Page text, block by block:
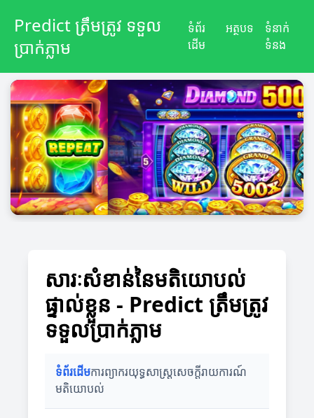
Predict ត្រឹមត្រូវ ទទួល
ប្រាក់ភ្លាម
ទំព័រ
ដើម
អត្ថបទ
ទំនាក់
ទំនង
សារៈសំខាន់នៃមតិយោបល់
ផ្ទាល់ខ្លួន - Predict ត្រឹមត្រូវ
ទទួលប្រាក់ភ្លាម
ទំព័រដើមការព្យាករយុទ្ធសាស្ត្រសេចក្តីរាយការណ៍
មតិយោបល់